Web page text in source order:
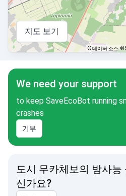
지도 보기
©데이터 소스 ©
We need your support
to keep SaveEcoBot running
crashes
기부
도시 무카체보의 방사능
신가요?